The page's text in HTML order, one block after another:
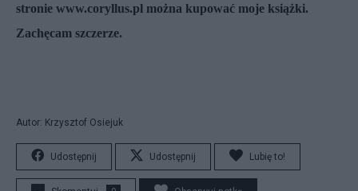
stronie www.coryllus.pl można kupować moje książki.
Zachęcam szczerze.
Autor: Krzysztof Osiejuk
Udostępnij Udostępnij Lubię to!